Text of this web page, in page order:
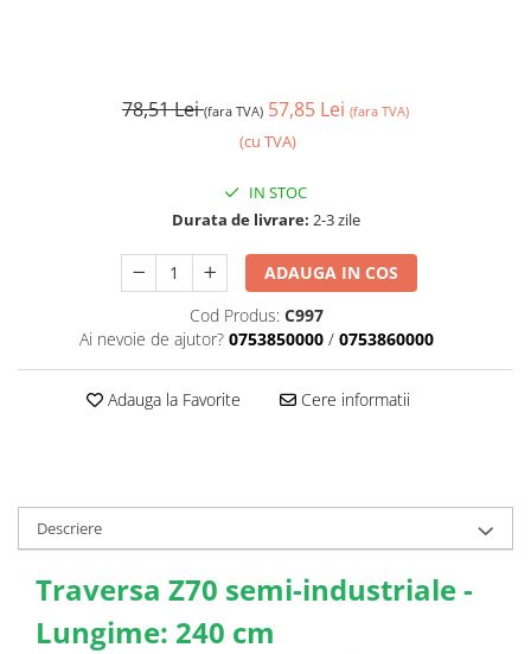
78,51 Lei(fara TVA) 57,85 Lei (fara TVA)
(cu TVA)
IN STOC
Durata de livrare: 2-3 zile
ADAUGA IN COS
Cod Produs: C997
Ai nevoie de ajutor? 0753850000 / 0753860000
Adauga la Favorite Cere informatii
Descriere
Traversa Z70 semi-industriale -
Lungime: 240 cm